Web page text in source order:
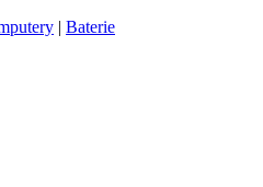
| Baterie